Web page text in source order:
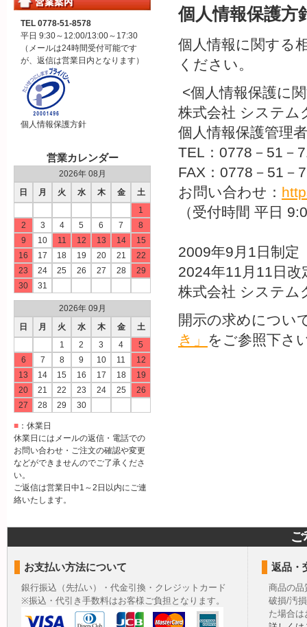
個人情報保護方
個人情報に関する
ください。
<個人情報保護に
株式会社 システム
個人情報保護管理
TEL：0778－51－
FAX：0778－51－
お問い合わせ：
（受付時間 平日
2009年9月1日制定
2024年11月11日改
株式会社 システム
開示の求めについ
き」 をご参照下さ
TEL 0778-51-8578
平日 9:30～12:00/13:00～17:30
（メールは24時間受付可能です
が、返信は営業日内となります）
個人情報保護方針
営業カレンダー
2026年 08月
日
月 火 水 木 金
土
1
2
3 4 5 6 7
8
9
10 11 12 13 14
15
16
17 18 19 20 21
22
23
24 25 26 27 28
29
30
31
2026年 09月
日
月 火 水 木 金
土
1
2 3 4
5
6
7 8 9 10 11
12
13
14 15 16 17 18
19
20
21 22 23 24 25
26
27
28 29 30
■ ：休業日
休業日にはメールの返信・電話での
お問い合わせ・ご注文の確認や変更
などができませんのでご了承くださ
い。
ご返信は営業日中1～2日以内にご連
絡いたします。
お支払い方法について
銀行振込（先払い）・代金引換・クレジットカード
※振込・代引き手数料はお客様ご負担となります。
返品・
商品の品
破損/汚
た場合